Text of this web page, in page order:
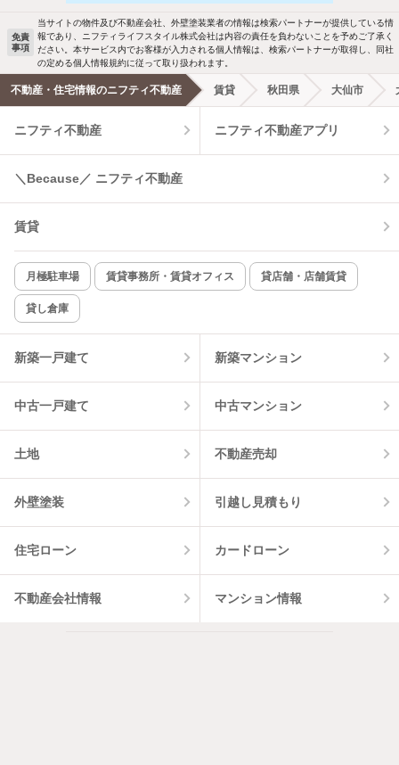
駐車場あり ペット相談
洗濯機置場あり 独立洗面台
エアコンあり 都市ガス
温水洗浄便座 オートロック
コンロ2口以上
新着のみ インターネット無料
該当件数:
5
免責
事項
当サイトの物件及び不動産会社、外壁塗装業者の情報は検索パートナーが提供している情
報であり、ニフティライフスタイル株式会社は内容の責任を負わないことを予めご了承く
ださい。本サービス内でお客様が入力される個人情報は、検索パートナーが取得し、同社
の定める個人情報規約に従って取り扱われます。
不動産・住宅情報のニフティ不動産 賃貸 秋田県 大仙市
ニフティ不動産 ニフティ不動産アプリ
＼Because／ ニフティ不動産
賃貸
月極駐車場 賃貸事務所・賃貸オフィス 貸店舗・店舗賃貸
貸し倉庫
新築一戸建て 新築マンション
中古一戸建て 中古マンション
土地 不動産売却
外壁塗装 引越し見積もり
住宅ローン カードローン
不動産会社情報 マンション情報